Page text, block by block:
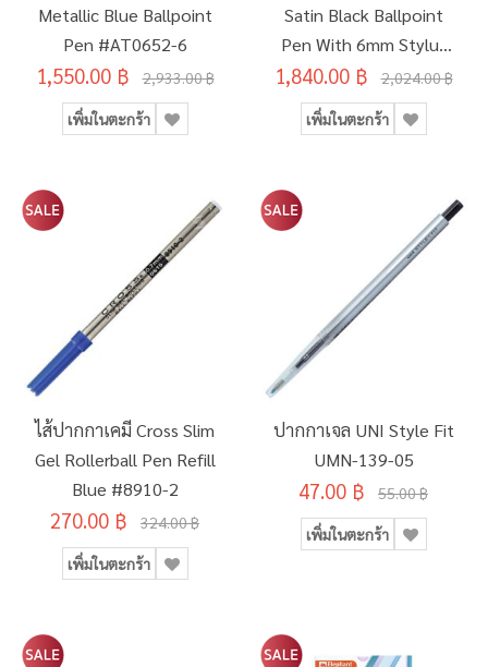
Metallic Blue Ballpoint
Pen #AT0652-6
1,550.00 ฿ 2,933.00 ฿
เพิ่มในตะกร้า
Satin Black Ballpoint
Pen With 6mm Stylus
AT0652-1
1,840.00 ฿ 2,024.00 ฿
เพิ่มในตะกร้า
ไส้ปากกาเคมี Cross Slim
Gel Rollerball Pen Refill
Blue #8910-2
270.00 ฿ 324.00 ฿
เพิ่มในตะกร้า
ปากกาเจล UNI Style Fit
UMN-139-05
47.00 ฿ 55.00 ฿
เพิ่มในตะกร้า